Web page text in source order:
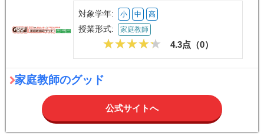
対象学年: 小 中 高
授業形式: 家庭教師
4.3点（0）
家庭教師のグッド
公式サイトへ